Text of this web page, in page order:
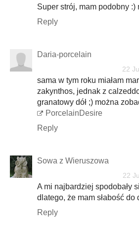
Super strój, mam podobny
Reply
Daria-porcelain
22
sama w tym roku miałam
zakynthos, jednak z
granatowy dół ;) można
PorcelainDesire
Reply
Sowa z Wieruszowa
22
A mi najbardziej spodobały
dlatego, że mam słabość do
Reply